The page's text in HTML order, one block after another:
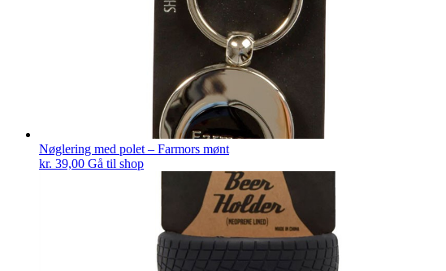
Nøglering med polet – Farmors mønt
kr. 39,00 Gå til shop